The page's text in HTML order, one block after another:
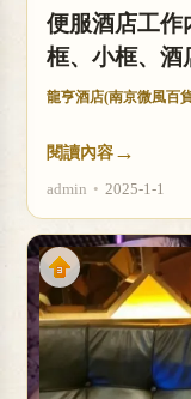
便服酒店工作
框、小框、酒
龍亨酒店(南京微風百
閱讀內容 →
admin • 2025-1-1